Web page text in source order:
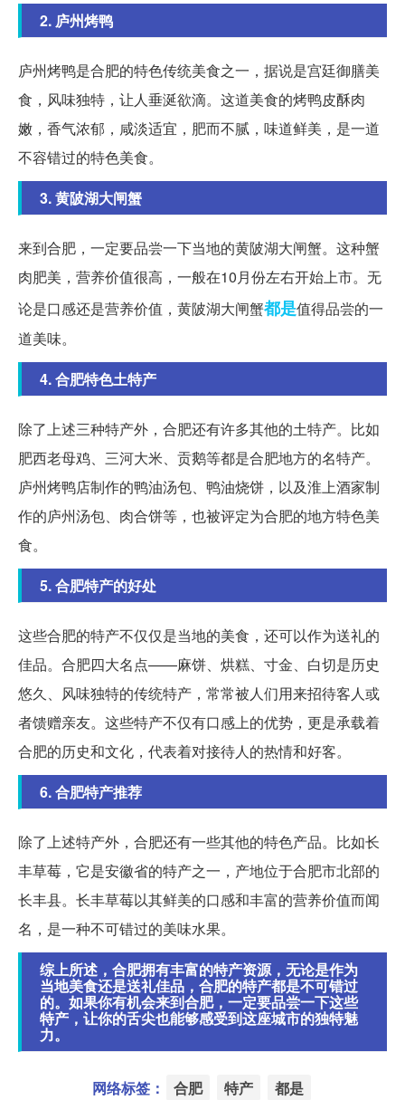
2. 庐州烤鸭
庐州烤鸭是合肥的特色传统美食之一，据说是宫廷御膳美
食，风味独特，让人垂涎欲滴。这道美食的烤鸭皮酥肉
嫩，香气浓郁，咸淡适宜，肥而不腻，味道鲜美，是一道
不容错过的特色美食。
3. 黄陂湖大闸蟹
来到合肥，一定要品尝一下当地的黄陂湖大闸蟹。这种蟹
肉肥美，营养价值很高，一般在10月份左右开始上市。无
论是口感还是营养价值，黄陂湖大闸蟹都是值得品尝的一
道美味。
4. 合肥特色土特产
除了上述三种特产外，合肥还有许多其他的土特产。比如
肥西老母鸡、三河大米、贡鹅等都是合肥地方的名特产。
庐州烤鸭店制作的鸭油汤包、鸭油烧饼，以及淮上酒家制
作的庐州汤包、肉合饼等，也被评定为合肥的地方特色美
食。
5. 合肥特产的好处
这些合肥的特产不仅仅是当地的美食，还可以作为送礼的
佳品。合肥四大名点——麻饼、烘糕、寸金、白切是历史
悠久、风味独特的传统特产，常常被人们用来招待客人或
者馈赠亲友。这些特产不仅有口感上的优势，更是承载着
合肥的历史和文化，代表着对接待人的热情和好客。
6. 合肥特产推荐
除了上述特产外，合肥还有一些其他的特色产品。比如长
丰草莓，它是安徽省的特产之一，产地位于合肥市北部的
长丰县。长丰草莓以其鲜美的口感和丰富的营养价值而闻
名，是一种不可错过的美味水果。
综上所述，合肥拥有丰富的特产资源，无论是作为
当地美食还是送礼佳品，合肥的特产都是不可错过
的。如果你有机会来到合肥，一定要品尝一下这些
特产，让你的舌尖也能够感受到这座城市的独特魅
力。
网络标签： 合肥 特产 都是